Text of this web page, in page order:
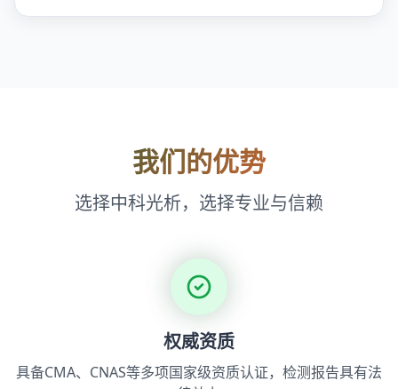
我们的优势
选择中科光析，选择专业与信赖
权威资质
具备CMA、CNAS等多项国家级资质认证，检测报告具有法